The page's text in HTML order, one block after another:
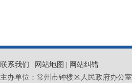
联系我们 | 网站地图 | 网站纠错
主办单位：常州市钟楼区人民政府办公室